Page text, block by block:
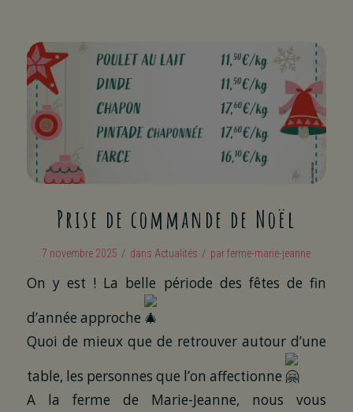
Prise de commande de Noël
7 novembre 2025 / dans Actualités / parferme-marie-jeanne
On y est ! La belle période des fêtes de fin
d’année approche
Quoi de mieux que de retrouver autour d’une
table, les personnes que l’on affectionne
A la ferme de Marie-Jeanne, nous vous